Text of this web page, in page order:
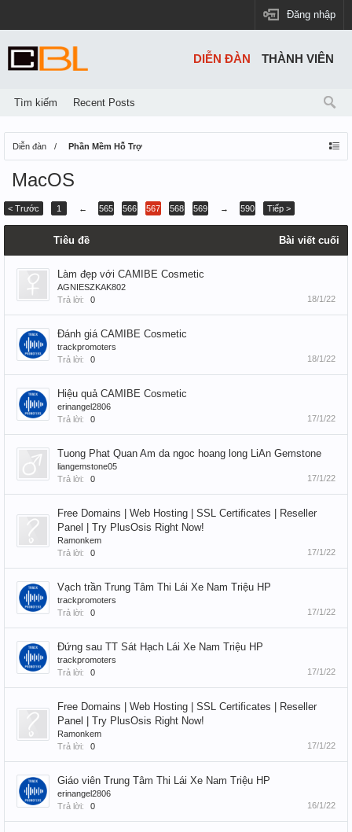
Đăng nhập
Diễn đàn Phần Mềm Hỗ Trợ
MacOS
< Trước 1 ← 565 566 567 568 569 → 590 Tiếp >
Tiêu đề Bài viết cuối
Làm đẹp với CAMIBE Cosmetic
AGNIESZKAK802
Trả lời:
0 18/1/22
Đánh giá CAMIBE Cosmetic
trackpromoters
Trả lời:
0 18/1/22
Hiệu quả CAMIBE Cosmetic
erinangel2806
Trả lời:
0 17/1/22
Tuong Phat Quan Am da ngoc hoang long LiAn Gemstone
liangemstone05
Trả lời:
0 17/1/22
Free Domains | Web Hosting | SSL Certificates | Reseller
Panel | Try PlusOsis Right Now!
Ramonkem
Trả lời:
0 17/1/22
Vạch trần Trung Tâm Thi Lái Xe Nam Triệu HP
trackpromoters
Trả lời:
0 17/1/22
Đứng sau TT Sát Hạch Lái Xe Nam Triệu HP
trackpromoters
Trả lời:
0 17/1/22
Free Domains | Web Hosting | SSL Certificates | Reseller
Panel | Try PlusOsis Right Now!
Ramonkem
Trả lời:
0 17/1/22
Giáo viên Trung Tâm Thi Lái Xe Nam Triệu HP
erinangel2806
Trả lời:
0 16/1/22
DIỄN ĐÀN
Tìm kiếm Recent Posts
THÀNH VIÊN